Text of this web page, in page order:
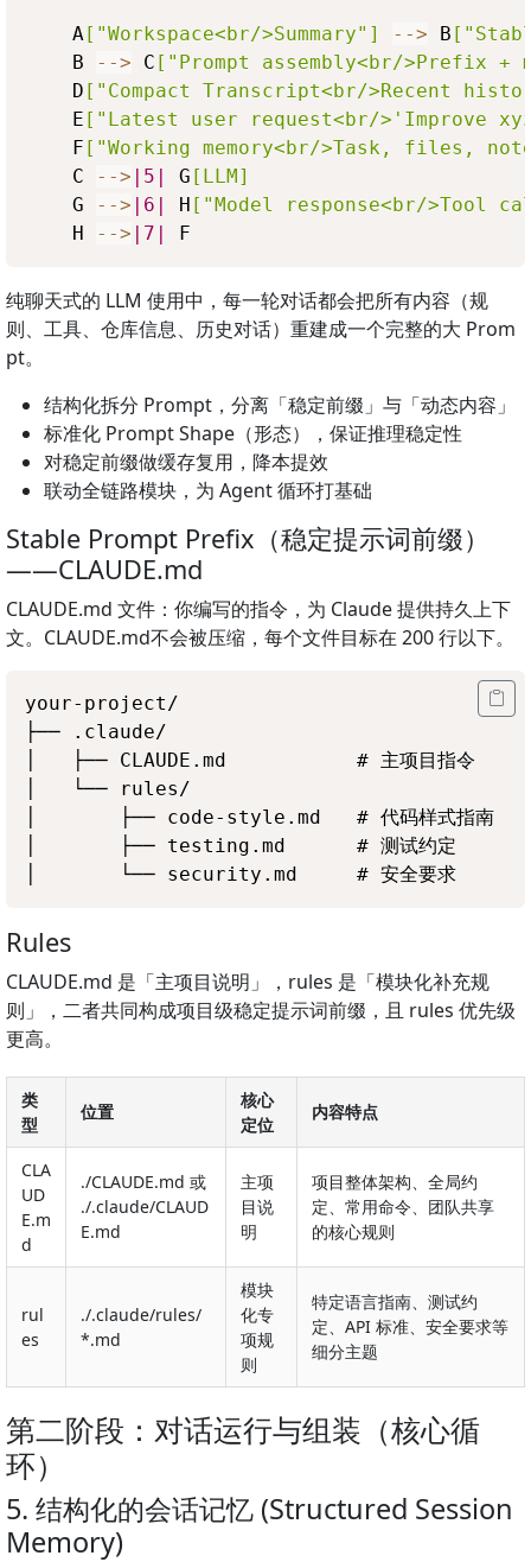
    A
["Workspace<br/>Summary"] --> B
    B
--> C ["Prompt assembly<br/>Prefix
    D
["Compact Transcript<br/>Recent
    E
["Latest user request<br/>'Improve
    F
["Working memory<br/>Task, files,
    C
--> |5| G [LLM]
    G
--> |6| H ["Model response<br/>Tool
    H
--> |7|
纯聊天式的 LLM 使用中，每一轮对话都会把所有内容（规
则、工具、仓库信息、历史对话）重建成一个完整的大 Prom
pt。
结构化拆分 Prompt，分离「稳定前缀」与「动态内容」
标准化 Prompt Shape（形态），保证推理稳定性
对稳定前缀做缓存复用，降本提效
联动全链路模块，为 Agent 循环打基础
Stable Prompt Prefix（稳定提示词前缀）
——CLAUDE.md
CLAUDE.md 文件：你编写的指令，为 Claude 提供持久上下
文。CLAUDE.md不会被压缩，每个文件目标在 200 行以下。
your-project/
├── .claude/
│   ├── CLAUDE.md           # 主项目指令
│   └── rules/
│       ├── code-style.md   # 代码样式指南
│       ├── testing.md      # 测试约定
Rules
CLAUDE.md 是「主项目说明」，rules 是「模块化补充规
则」，二者共同构成项目级稳定提示词前缀，且 rules 优先级
更高。
类
型
位置
核心
定位
内容特点
CLA
UD
E.m
d
./CLAUDE.md 或
./.claude/CLAUD
E.md
主项
目说
明
项目整体架构、全局约
定、常用命令、团队共享
的核心规则
rul
es
./.claude/rules/
*.md
模块
化专
项规
则
特定语言指南、测试约
定、API 标准、安全要求等
细分主题
第二阶段：对话运行与组装（核心循
环）
5. 结构化的会话记忆 (Structured Session
Memory)